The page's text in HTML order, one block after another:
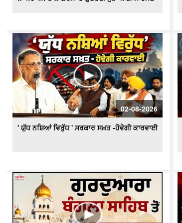
02-08-2026
' ਯੁੱਧ ਨਸ਼ਿਆਂ ਵਿਰੁੱਧ ' ਸਰਕਾਰ ਸਖ਼ਤ -ਹੋਵੇਗੀ ਕਾਰਵਾਈ